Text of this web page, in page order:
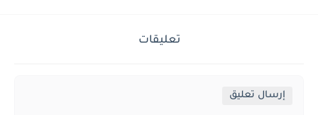
تعليقات
إرسال تعليق